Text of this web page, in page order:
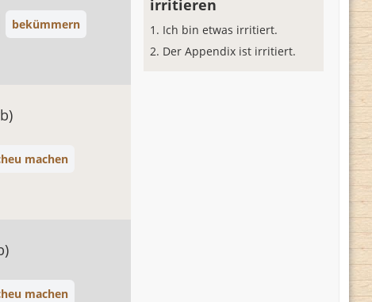
bekümmern
machen
machen
irritieren
Ich bin etwas irritiert.
Der Appendix ist irritiert.